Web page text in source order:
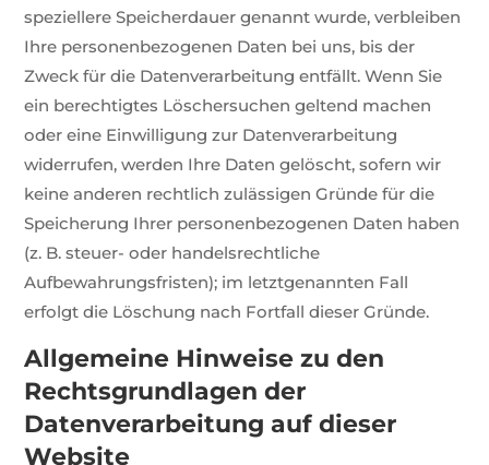
speziellere Speicherdauer genannt wurde, verbleiben
Ihre personenbezogenen Daten bei uns, bis der
Zweck für die Datenverarbeitung entfällt. Wenn Sie
ein berechtigtes Löschersuchen geltend machen
oder eine Einwilligung zur Datenverarbeitung
widerrufen, werden Ihre Daten gelöscht, sofern wir
keine anderen rechtlich zulässigen Gründe für die
Speicherung Ihrer personenbezogenen Daten haben
(z. B. steuer- oder handelsrechtliche
Aufbewahrungsfristen); im letztgenannten Fall
erfolgt die Löschung nach Fortfall dieser Gründe.
Allgemeine Hinweise zu den
Rechtsgrundlagen der
Datenverarbeitung auf dieser
Website